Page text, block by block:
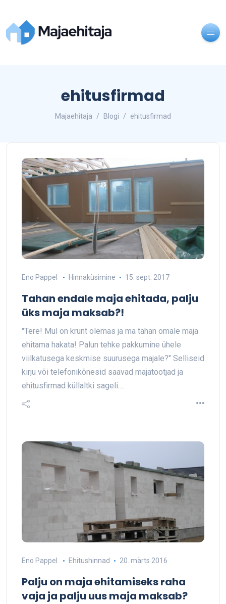
ehitusfirmad
Majaehitaja Blogi ehitusfirmad
Eno Pappel Hinnaküsimine 15. sept. 2017
Tahan endale maja ehitada, palju
üks maja maksab?!
"Tere! Mul on krunt olemas ja ma tahan omale maja
ehitama hakata! Palun tehke pakkumine ühele
viilkatusega keskmise suurusega majale?" Selliseid
kirju või telefonikõnesid saavad majatootjad ja
ehitusfirmad küllaltki sageli.…
Eno Pappel Ehitushinnad 20. märts 2016
Palju on maja ehitamiseks raha
vaja ja palju uus maja maksab?